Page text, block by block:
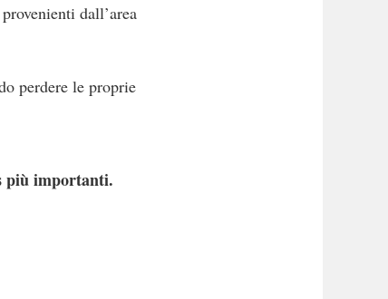
dall’area
perdere le proprie
più importanti.